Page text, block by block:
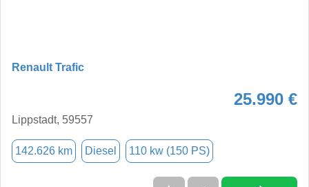
Renault Trafic
25.990 €
Lippstadt, 59557
142.626 km Diesel 110 kw (150 PS)